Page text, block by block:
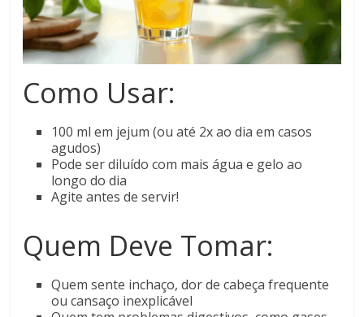
Como Usar:
100 ml em jejum (ou até 2x ao dia em casos
agudos)
Pode ser diluído com mais água e gelo ao
longo do dia
Agite antes de servir!
Quem Deve Tomar:
Quem sente inchaço, dor de cabeça frequente
ou cansaço inexplicável